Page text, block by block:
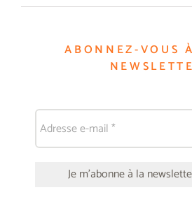
ABONNEZ-VOUS